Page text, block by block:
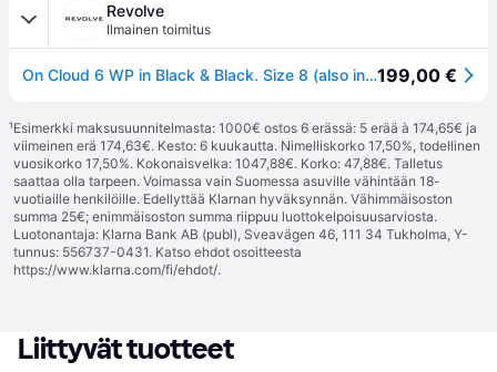
Revolve
Ilmainen toimitus
On Cloud 6 WP in Black & Black. Size 8 (also in 7.5, 8.5, 9, 9.5, 10, 10.5, 11, 11.5, 12).199,00 €
¹Esimerkki maksusuunnitelmasta: 1000€ ostos 6 erässä: 5 erää à 174,65€ ja
viimeinen erä 174,63€. Kesto: 6 kuukautta. Nimelliskorko 17,50%, todellinen
vuosikorko 17,50%. Kokonaisvelka: 1047,88€. Korko: 47,88€. Talletus
saattaa olla tarpeen. Voimassa vain Suomessa asuville vähintään 18-
vuotiaille henkilöille. Edellyttää Klarnan hyväksynnän. Vähimmäisoston
summa 25€; enimmäisoston summa riippuu luottokelpoisuusarviosta.
Luotonantaja: Klarna Bank AB (publ), Sveavägen 46, 111 34 Tukholma, Y-
tunnus: 556737-0431. Katso ehdot osoitteesta
https://www.klarna.com/fi/ehdot/.
Liittyvät tuotteet